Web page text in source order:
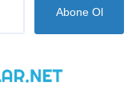
Abone Ol